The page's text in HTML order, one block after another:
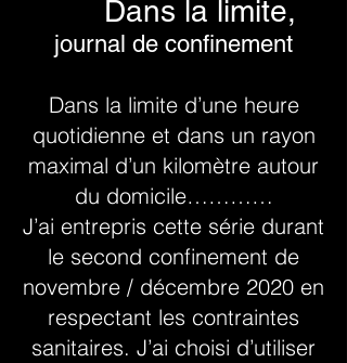
Dans la limite,
journal de confinement
Dans la limite d’une heure
quotidienne et dans un rayon
maximal d’un kilomètre autour
du domicile…………
J’ai entrepris cette série durant
le second confinement de
novembre / décembre 2020 en
respectant les contraintes
sanitaires. J’ai choisi d’utiliser